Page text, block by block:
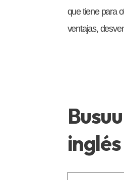
que tiene para
ventajas,
inglés